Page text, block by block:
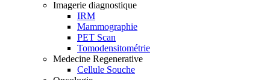
Imagerie diagnostique
IRM
Mammographie
PET Scan
Tomodensitométrie
Medecine Regenerative
Cellule Souche